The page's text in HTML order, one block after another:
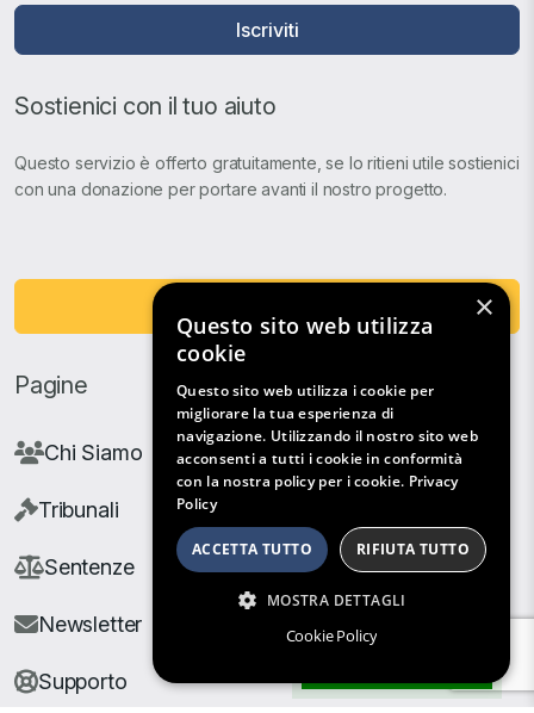
Iscriviti
Sostienici con il tuo aiuto
Questo servizio è offerto gratuitamente, se lo ritieni utile sostienici
con una donazione per portare avanti il nostro progetto.
Pagine
Chi Siamo
Tribunali
Sentenze
Newsletter
Supporto
×
Questo sito web utilizza
cookie
Questo sito web utilizza i cookie per
migliorare la tua esperienza di
navigazione. Utilizzando il nostro sito web
acconsenti a tutti i cookie in conformità
con la nostra policy per i cookie. Privacy
Policy
ACCETTA TUTTO RIFIUTA TUTTO
MOSTRA DETTAGLI
Cookie Policy